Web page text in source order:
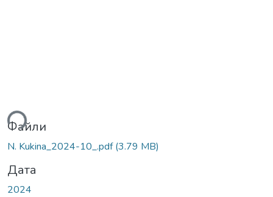
Файли
N. Kukina_2024-10_.pdf(3.79 MB)
Дата
2024